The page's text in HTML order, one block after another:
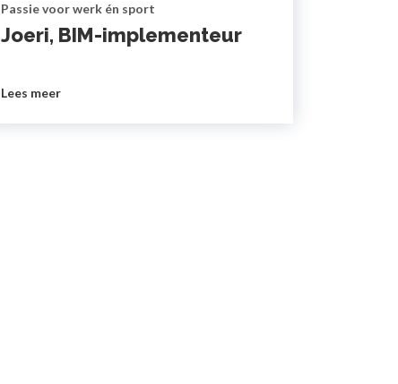
Passie voor werk én sport
Joeri, BIM-implementeur
Lees meer